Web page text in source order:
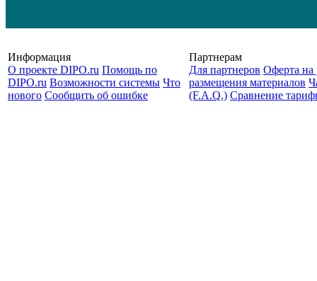
Информация
О проекте DIPO.ru Помощь по
DIPO.ru Возможности системы Что
нового Сообщить об ошибке
Партнерам
Для партнеров Оферта на
размещения материалов
(F.A.Q.) Cравнение